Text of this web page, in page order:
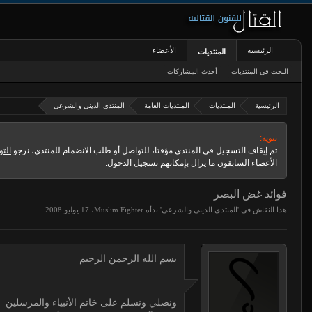
الرئيسية المنتديات المنتديات العامة المنتدى الديني والشرعي
تنويه:
تم إيقاف التسجيل في المنتدى مؤقتا، للتواصل أو طلب الانضمام للمنتدى، نرجو
الأعضاء السابقون ما يزال بإمكانهم تسجيل الدخول.
فوائد غض البصر
هذا النقاش في 'المنتدى الديني والشرعي' بدأه Muslim Fighter،
بسم الله الرحمن الرحيم
ونصلي ونسلم على خاتم الأنبياء والمرسلين
الرئيسية المنتديات
البحث في المنتديات أحدث المشاركات
الأعضاء